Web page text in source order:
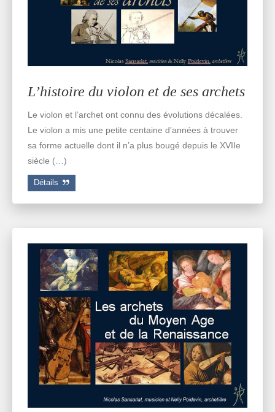
L’histoire du violon et de ses archets
Le violon et l’archet ont connu des évolutions décalées.
Le violon a mis une petite centaine d’années à trouver
sa forme actuelle dont il n’a plus bougé depuis le XVIIe
siècle (…)
Détails